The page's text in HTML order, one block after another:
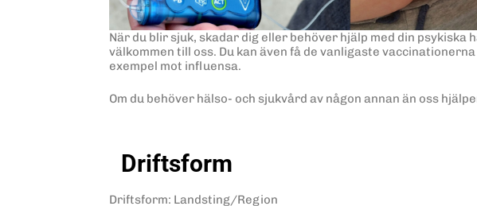
När du blir sjuk, skadar dig eller behöver hjälp med din psykiska
välkommen till oss. Du kan även få de vanligaste
exempel mot influensa.
Om du behöver hälso- och sjukvård av någon annan än oss
Driftsform
Driftsform: Landsting/Region